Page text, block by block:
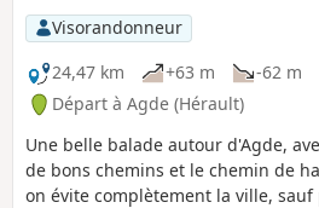
Visorandonneur
24,47 km
+63 m -62 m
Départ à Agde (Hérault)
Une belle balade autour d'Agde,
de bons chemins et le chemin de
on évite complètement la ville,